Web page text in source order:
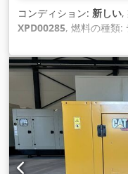
コンディション: 新しい,
XPD00285, 燃料の種類: